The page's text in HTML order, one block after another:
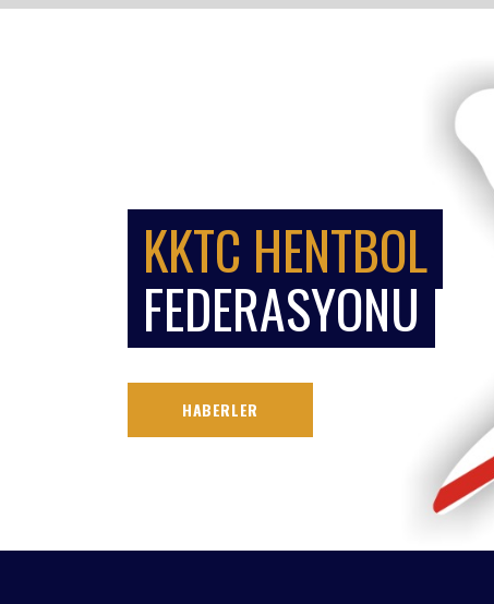
KKTC HENTBOL
FEDERASYONU
HABERLER